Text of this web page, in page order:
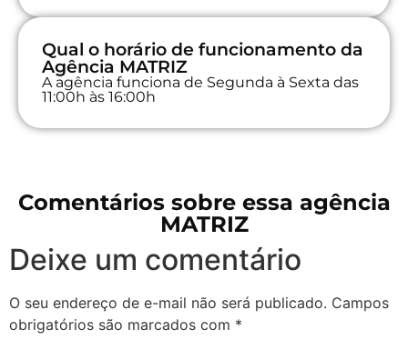
Qual o horário de funcionamento da
Agência MATRIZ
A agência funciona de Segunda à Sexta das
11:00h às 16:00h
Comentários sobre essa agência
MATRIZ
Deixe um comentário
O seu endereço de e-mail não será publicado. Campos
obrigatórios são marcados com *